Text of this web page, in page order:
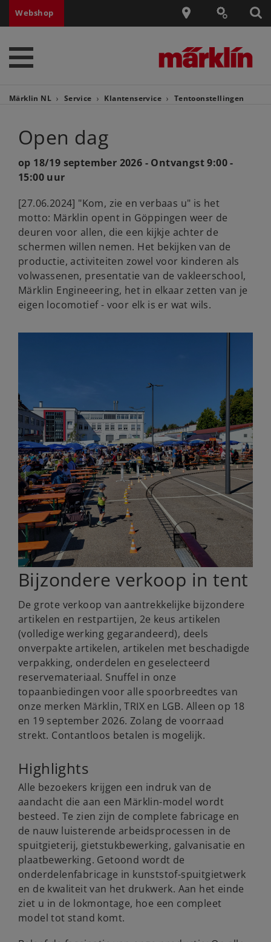
Webshop
Märklin NL Service Klantenservice Tentoonstellingen
Open dag
op 18/19 september 2026 - Ontvangst 9:00 -
15:00 uur
[27.06.2024] "Kom, zie en verbaas u" is het
motto: Märklin opent in Göppingen weer de
deuren voor allen, die een kijkje achter de
schermen willen nemen. Het bekijken van de
productie, activiteiten zowel voor kinderen als
volwassenen, presentatie van de vakleerschool,
Märklin Engineeering, het in elkaar zetten van je
eigen locomotief - voor elk is er wat wils.
Bijzondere verkoop in tent
De grote verkoop van aantrekkelijke bijzondere
artikelen en restpartijen, 2e keus artikelen
(volledige werking gegarandeerd), deels
onverpakte artikelen, artikelen met beschadigde
verpakking, onderdelen en geselecteerd
reservemateriaal. Snuffel in onze
topaanbiedingen voor alle spoorbreedtes van
onze merken Märklin, TRIX en LGB. Alleen op 18
en 19 september 2026. Zolang de voorraad
strekt. Contantloos betalen is mogelijk.
Highlights
Alle bezoekers krijgen een indruk van de
aandacht die aan een Märklin-model wordt
besteed. Te zien zijn de complete fabricage en
de nauw luisterende arbeidsprocessen in de
spuitgieterij, gietstukbewerking, galvanisatie en
plaatbewerking. Getoond wordt de
onderdelenfabricage in kunststof-spuitgietwerk
en de kwaliteit van het drukwerk. Aan het einde
ziet u in de lokmontage, hoe een compleet
model tot stand komt.